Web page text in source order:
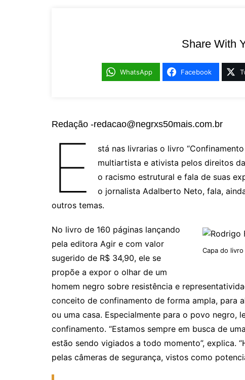
Share With
WhatsApp Facebook
Redação -redacao@negrxs50mais.com.br
E
stá nas livrarias o livro
multiartista e ativista pelos direitos
o racismo estrutural e fala de suas
o jornalista Adalberto Neto, fala,
outros temas.
Capa do livro
No livro de 160 páginas lançando
pela editora Agir e com valor
sugerido de R$ 34,90, ele se
propõe a expor o olhar de um
homem negro sobre resistência e
conceito de confinamento de forma ampla, para
ou uma casa. Especialmente para o povo negro,
confinamento. “Estamos sempre em busca de
estão sendo vigiados a todo momento”, explica.
pe­las câmeras de segurança, vistos como